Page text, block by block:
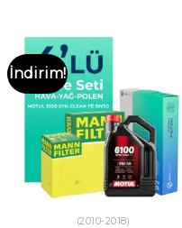
İndirim!
(2010-2018)